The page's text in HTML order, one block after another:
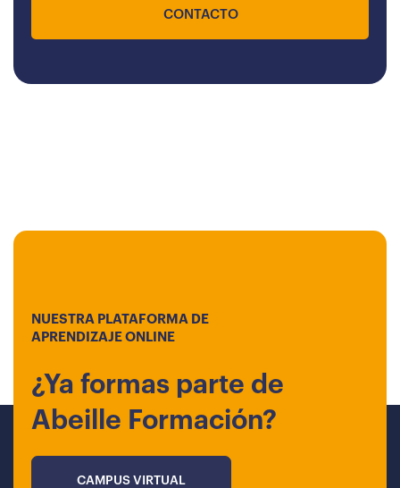
CONTACTO
NUESTRA PLATAFORMA DE
APRENDIZAJE ONLINE
¿Ya formas parte de
Abeille Formación?
CAMPUS VIRTUAL